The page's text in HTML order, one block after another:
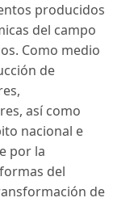
producidos
del campo
Como medio
de
así como
nacional e
por la
del
de